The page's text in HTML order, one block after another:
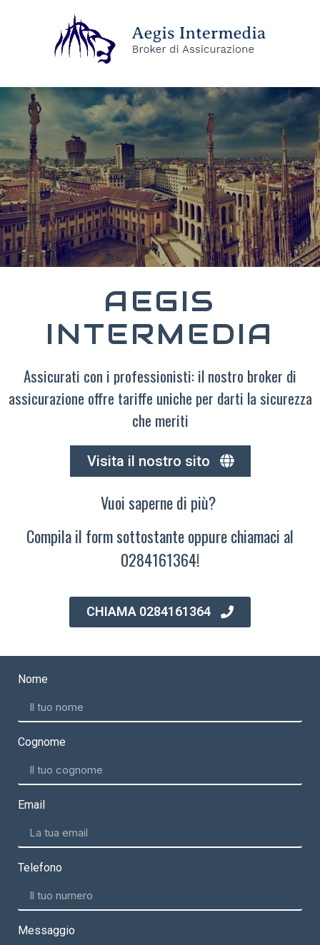
AEGIS
INTERMEDIA
Assicurati con i professionisti: il nostro broker di
assicurazione offre tariffe uniche per darti la sicurezza
che meriti
Visita il nostro sito
Vuoi saperne di più?
Compila il form sottostante oppure chiamaci al
0284161364!
CHIAMA 0284161364
Nome
Cognome
Email
Telefono
Messaggio